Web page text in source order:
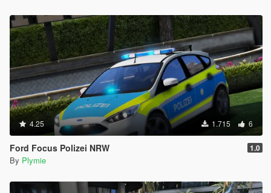
4.25 1.715 6
Ford Focus Polizei NRW 1.0
By Plymie